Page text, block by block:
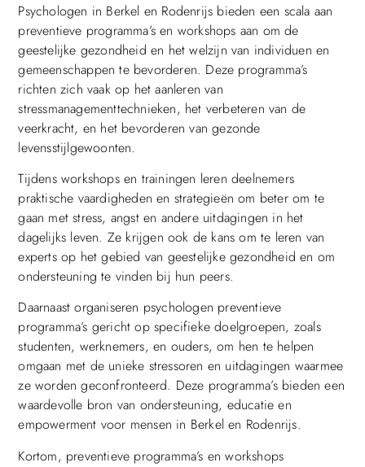
Psychologen in Berkel en Rodenrijs bieden een scala aan
preventieve programma’s en workshops aan om de
geestelijke gezondheid en het welzijn van individuen en
gemeenschappen te bevorderen. Deze programma’s
richten zich vaak op het aanleren van
stressmanagementtechnieken, het verbeteren van de
veerkracht, en het bevorderen van gezonde
levensstijlgewoonten.
Tijdens workshops en trainingen leren deelnemers
praktische vaardigheden en strategieën om beter om te
gaan met stress, angst en andere uitdagingen in het
dagelijks leven. Ze krijgen ook de kans om te leren van
experts op het gebied van geestelijke gezondheid en om
ondersteuning te vinden bij hun peers.
Daarnaast organiseren psychologen preventieve
programma’s gericht op specifieke doelgroepen, zoals
studenten, werknemers, en ouders, om hen te helpen
omgaan met de unieke stressoren en uitdagingen waarmee
ze worden geconfronteerd. Deze programma’s bieden een
waardevolle bron van ondersteuning, educatie en
empowerment voor mensen in Berkel en Rodenrijs.
Kortom, preventieve programma’s en workshops